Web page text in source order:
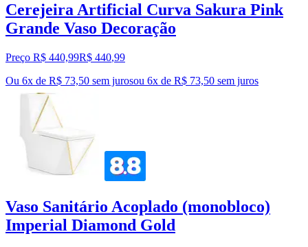
Cerejeira Artificial Curva Sakura Pink
Grande Vaso Decoração
Preço R$ 440,99R$ 440,99
Ou 6x de R$ 73,50 sem jurosou 6x de R$ 73,50 sem juros
Vaso Sanitário Acoplado (monobloco)
Imperial Diamond Gold